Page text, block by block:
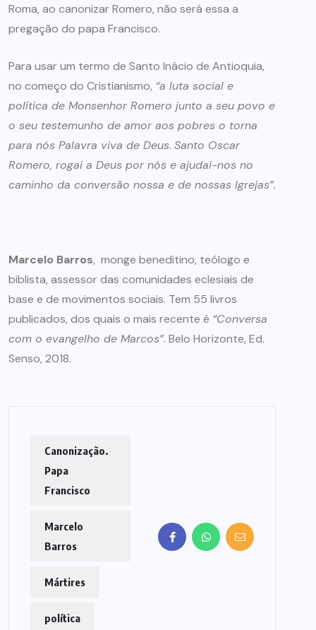
Roma, ao canonizar Romero, não será essa a
pregação do papa Francisco.
Para usar um termo de Santo Inácio de Antioquia,
no começo do Cristianismo, “a luta social e
política de Monsenhor Romero junto a seu povo e
o seu testemunho de amor aos pobres o torna
para nós Palavra viva de Deus. Santo Oscar
Romero, rogai a Deus por nós e ajudai-nos no
caminho da conversão nossa e de nossas Igrejas”.
Marcelo Barros, monge beneditino, teólogo e
biblista, assessor das comunidades eclesiais de
base e de movimentos sociais. Tem 55 livros
publicados, dos quais o mais recente é “Conversa
com o evangelho de Marcos”. Belo Horizonte, Ed.
Senso, 2018.
Canonização.
Papa
Francisco
Marcelo
Barros
Mártires
política